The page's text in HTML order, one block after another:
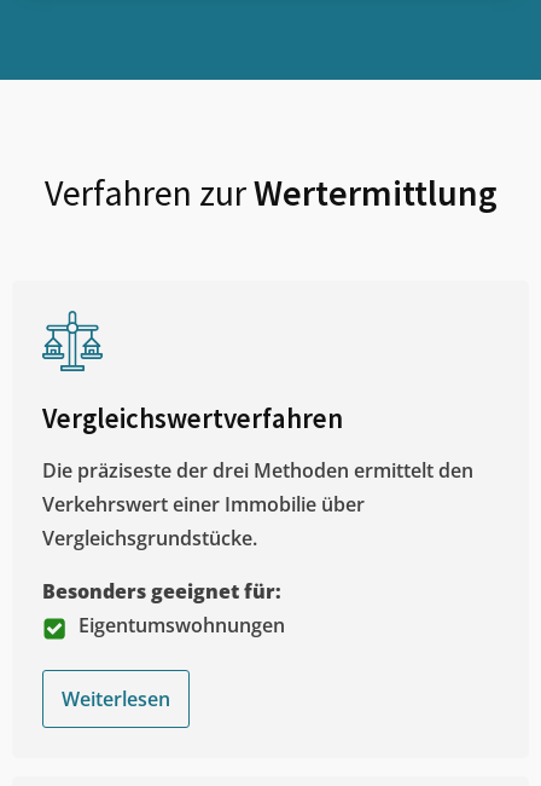
Verfahren zurWertermittlung
Vergleichswertverfahren
Die präziseste der drei Methoden ermittelt den
Verkehrswert einer Immobilie über
Vergleichsgrundstücke.
Besonders geeignet für:
Eigentumswohnungen
Weiterlesen